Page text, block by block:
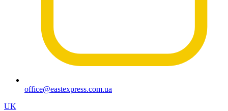
office@eastexpress.com.ua
UK